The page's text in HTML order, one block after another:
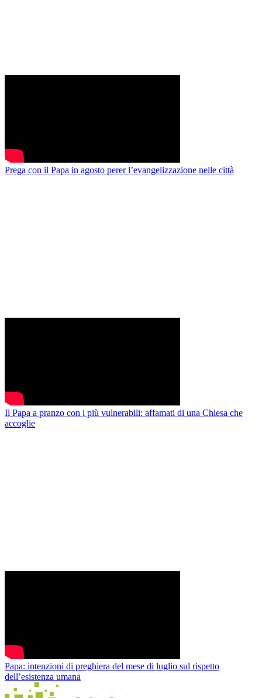
Prega con il Papa in agosto perer l’evangelizzazione nelle città
Il Papa a pranzo con i più vulnerabili: affamati di una Chiesa che
accoglie
Papa: intenzioni di preghiera del mese di luglio sul rispetto
dell’esistenza umana